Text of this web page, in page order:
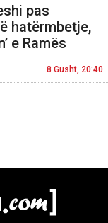
pas
hatërmbetje,
e Ramës
8 Gusht, 20:40